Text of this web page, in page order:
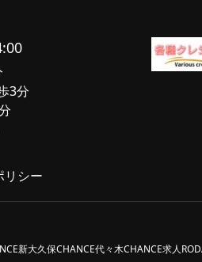
3分
リシー
新大久保CHANCE代々木CHANCE求人